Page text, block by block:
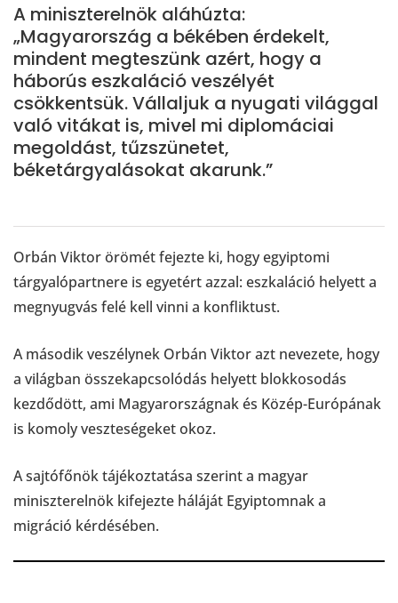
A miniszterelnök aláhúzta:
„Magyarország a békében érdekelt,
mindent megteszünk azért, hogy a
háborús eszkaláció veszélyét
csökkentsük. Vállaljuk a nyugati világgal
való vitákat is, mivel mi diplomáciai
megoldást, tűzszünetet,
béketárgyalásokat akarunk.”
Orbán Viktor örömét fejezte ki, hogy egyiptomi
tárgyalópartnere is egyetért azzal: eszkaláció helyett a
megnyugvás felé kell vinni a konfliktust.
A második veszélynek Orbán Viktor azt nevezete, hogy
a világban összekapcsolódás helyett blokkosodás
kezdődött, ami Magyarországnak és Közép-Európának
is komoly veszteségeket okoz.
A sajtófőnök tájékoztatása szerint a magyar
miniszterelnök kifejezte háláját Egyiptomnak a
migráció kérdésében.